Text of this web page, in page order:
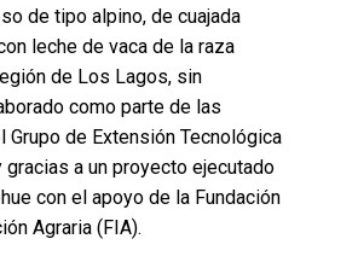
de tipo alpino, de cuajada
leche de vaca de la raza
de Los Lagos, sin
como parte de las
Grupo de Extensión Tecnológica
gracias a un proyecto ejecutado
con el apoyo de la Fundación
Agraria (FIA).